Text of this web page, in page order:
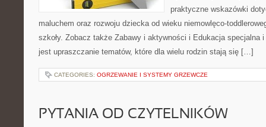
praktyczne wskazówki
maluchem oraz rozwoju dziecka od wieku niemowlęco-
szkoły. Zobacz także Zabawy i aktywności i Edukacja specjalna
jest upraszczanie tematów, które dla wielu rodzin stają się […]
CATEGORIES: OGRZEWANIE I SYSTEMY GRZEWCZE
PYTANIA OD CZYTELNIKÓW